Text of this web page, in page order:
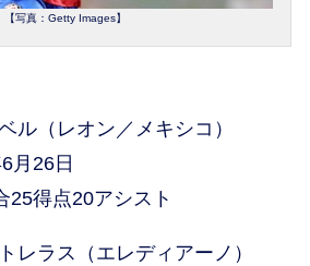
【写真：Getty Images】
ル（レオン／メキシコ）
月26日
25得点20アシスト
レラス（エレディアーノ）